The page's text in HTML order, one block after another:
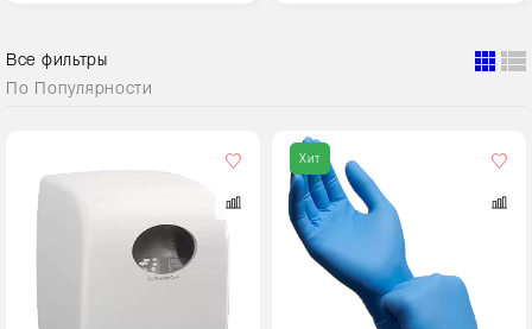
Все фильтры
По Популярности
Хит
упаковке
S